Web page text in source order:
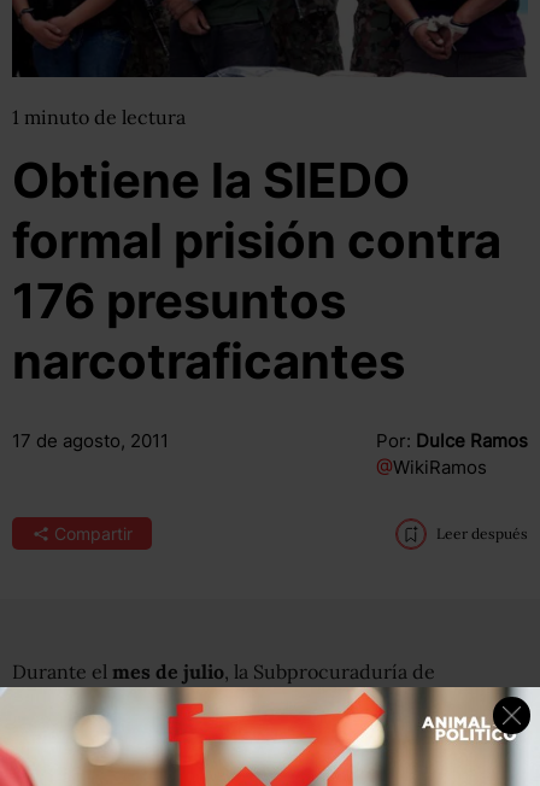
1 minuto de lectura
Obtiene la SIEDO
formal prisión contra
176 presuntos
narcotraficantes
17 de agosto, 2011 Por: Dulce Ramos
@WikiRamos
Compartir Leer después
Durante el mes de julio, la Subprocuraduría de
Investigación Especializada en Delincuencia Organizada
(SIEDO) obtuvo
50 autos de formal prisión, que
involucran a 176 presuntos colaboradores
de la
delincuencia organizada.